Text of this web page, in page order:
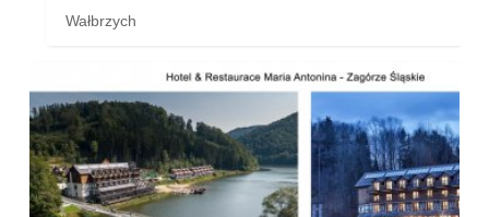
Wałbrzych